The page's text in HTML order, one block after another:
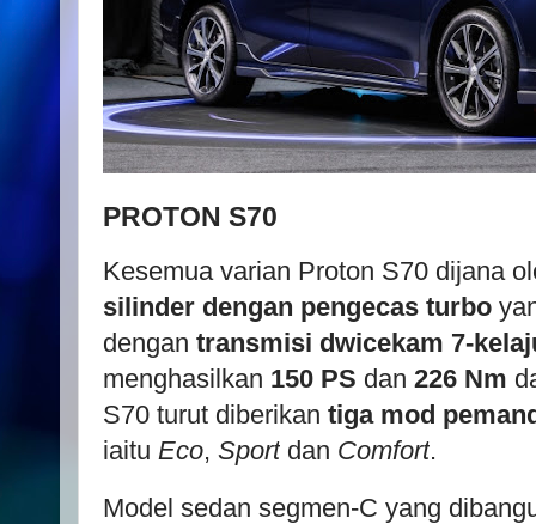
PROTON S70
Kesemua varian Proton S70 dijana
silinder dengan pengecas turbo
dengan transmisi dwicekam 7-
menghasilkan 150 PS dan 226 Nm
S70 turut diberikan tiga mod
iaitu Eco, Sport dan Comfort.
Model sedan segmen-C yang